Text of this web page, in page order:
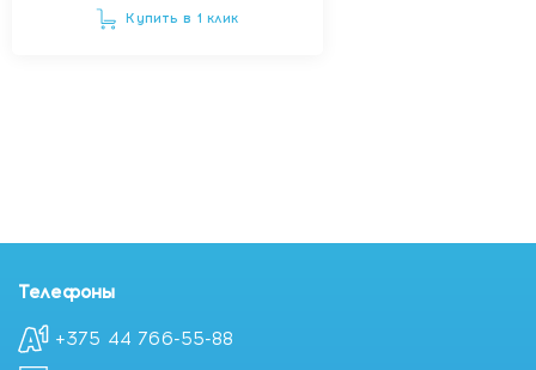
Купить в 1 клик
Телефоны
+375 44 766-55-88